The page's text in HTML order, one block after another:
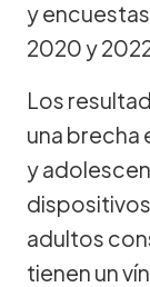
y
2020 y
Los
una brecha
y
adultos
tienen un